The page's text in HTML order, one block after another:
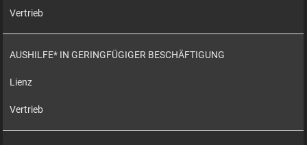
Vertrieb
AUSHILFE* IN GERINGFÜGIGER BESCHÄFTIGUNG
Lienz
Vertrieb